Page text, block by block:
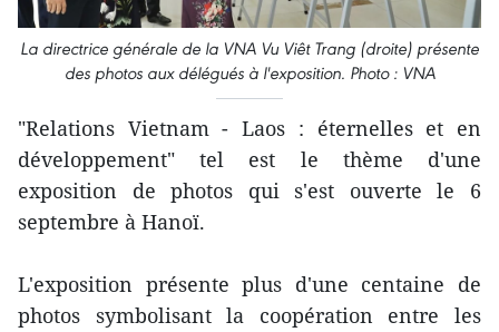
La directrice générale de la VNA Vu Viêt Trang (droite) présente
des photos aux délégués à l'exposition. Photo : VNA
"Relations Vietnam - Laos : éternelles et en
développement" tel est le thème d'une
exposition de photos qui s'est ouverte le 6
septembre à Hanoï.
L'exposition présente plus d'une centaine de
photos symbolisant la coopération entre les